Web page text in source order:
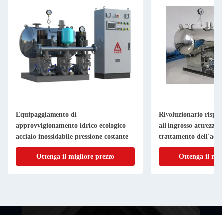
Equipaggiamento di
approvvigionamento idrico ecologico
acciaio inossidabile pressione costante
Ottenga il migliore prezzo
Rivoluzionario
all'ingrosso
trattamento
carbonio con
frequenza variabile
Ottenga il